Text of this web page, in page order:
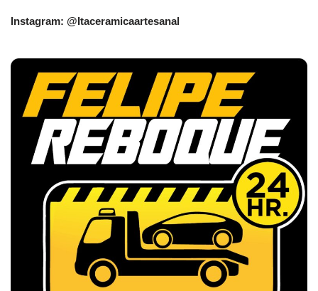
Instagram: @Itaceramicaartesanal